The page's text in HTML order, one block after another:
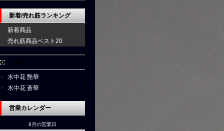
新着/売れ筋ランキング
新着商品
売れ筋商品ベスト20
水中花 艶華
水中花 蒼華
営業カレンダー
8月の営業日